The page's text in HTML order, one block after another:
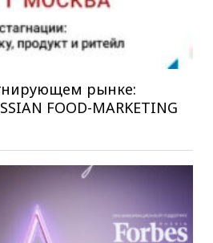
рынке:
FOOD-MARKETING